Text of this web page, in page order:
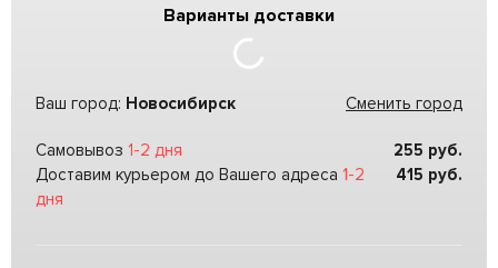
Варианты доставки
Ваш город: Новосибирск Сменить город
Самовывоз 1-2 дня 255 руб.
Доставим курьером до Вашего адреса 1-2
дня
415 руб.